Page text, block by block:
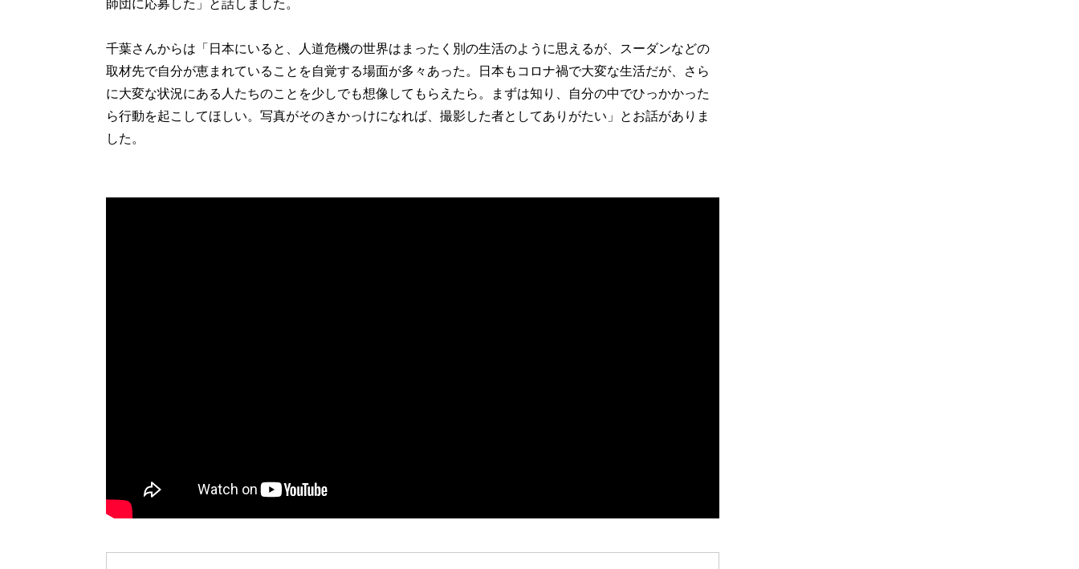
千葉さんからは「日本にいると、人道危機の世界はまったく別の生活のように思えるが、スーダンなどの
取材先で自分が恵まれていることを自覚する場面が多々あった。日本もコロナ禍で大変な生活だが、さら
に大変な状況にある人たちのことを少しでも想像してもらえたら。まずは知り、自分の中でひっかかった
ら行動を起こしてほしい。写真がそのきかっけになれば、撮影した者としてありがたい」とお話がありま
した。